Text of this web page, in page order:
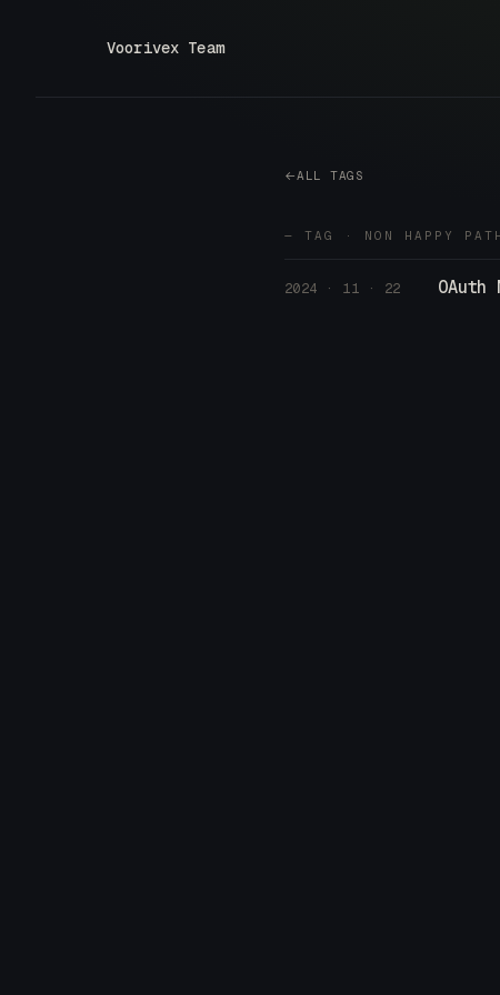
Voorivex Team
ALL TAGS
— TAG · NON HAPPY PATH
2024 · 11 · 22 OAuth